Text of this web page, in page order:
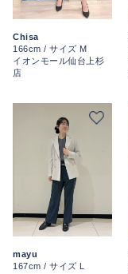
Chisa
166cm / サイズ M
イオンモール仙台上杉
店
mayu
167cm / サイズ L